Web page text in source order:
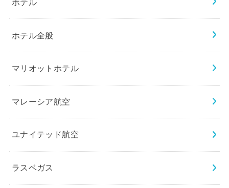
ホテル全般
マリオットホテル
マレーシア航空
ユナイテッド航空
ラスベガス